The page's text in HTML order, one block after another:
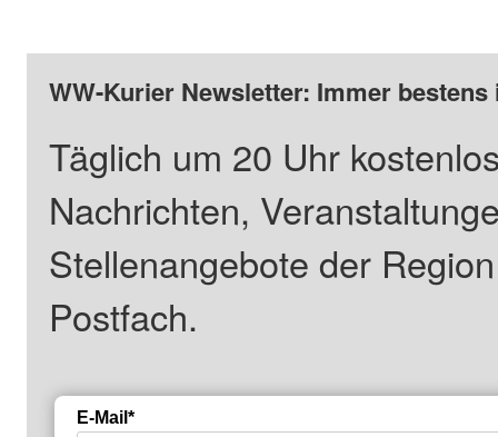
WW-Kurier Newsletter: Immer
Täglich um 20 Uhr
Nachrichten,
Stellenangebote der
Postfach.
E-Mail*